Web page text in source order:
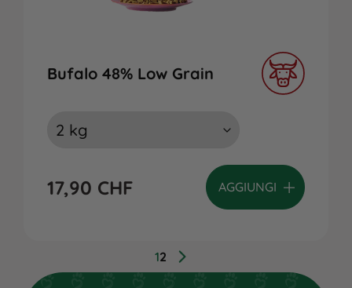
Bufalo 48% Low Grain
17,90 CHF AGGIUNGI
12